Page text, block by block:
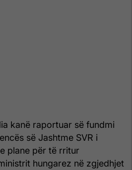
kanë raportuar së fundmi
së Jashtme SVR i
plane për të rritur
hungarez në zgjedhjet